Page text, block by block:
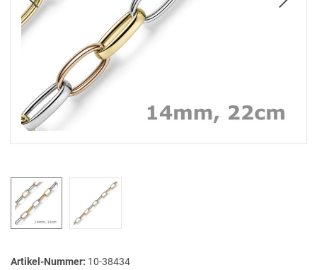
Artikel-Nummer: 10-38434